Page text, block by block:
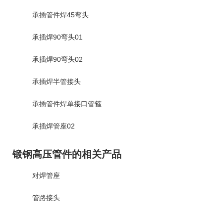
承插管件焊45弯头
承插焊90弯头01
承插焊90弯头02
承插焊半管接头
承插管件焊单接口管箍
承插焊管座02
锻钢高压管件的相关产品
对焊管座
管路接头